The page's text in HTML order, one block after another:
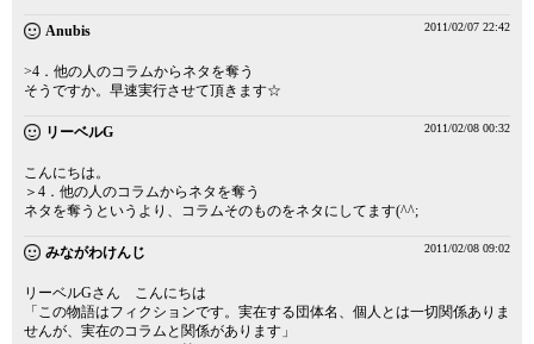
Anubis 2011/02/07 22:42
>4．他の人のコラムからネタを奪う
そうですか。早速実行させて頂きます☆
リーベルG 2011/02/08 00:32
こんにちは。
＞4．他の人のコラムからネタを奪う
ネタを奪うというより、コラムそのものをネタにしてます(^^;
みながわけんじ 2011/02/08 09:02
リーベルGさん こんにちは
「この物語はフィクションです。実在する団体名、個人とは一切関係ありま
せんが、実在のコラムと関係があります」